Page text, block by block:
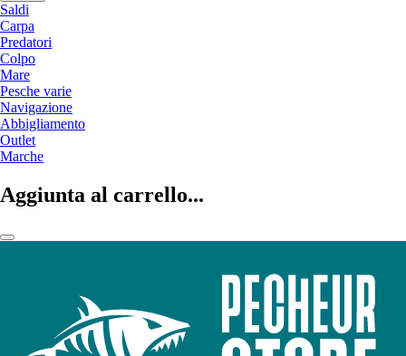
Saldi
Carpa
Predatori
Colpo
Mare
Pesche varie
Navigazione
Abbigliamento
Outlet
Marche
Aggiunta al carrello...